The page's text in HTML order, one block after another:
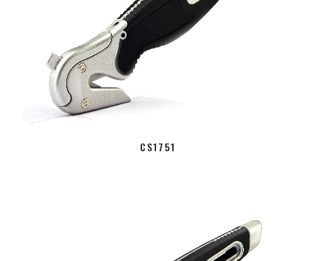
CS1751